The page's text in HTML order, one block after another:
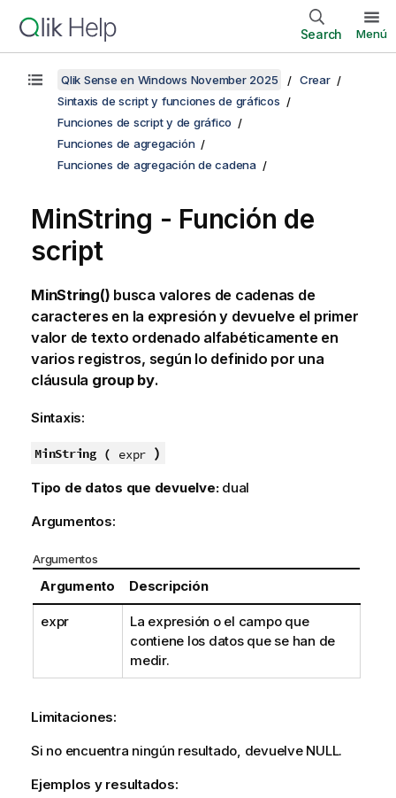
Search Menú
Qlik Sense en Windows November 2025
Crear
Sintaxis de script y funciones de gráficos
Funciones de script y de gráfico
Funciones de agregación
Funciones de agregación de cadena
MinString - Función de
script
MinString() busca valores de cadenas de
caracteres en la expresión y devuelve el primer
valor de texto ordenado alfabéticamente en
varios registros, según lo definido por una
cláusula group by.
Sintaxis:
MinString ( expr )
Tipo de datos que devuelve: dual
Argumentos:
Argumentos
Argumento Descripción
expr
La expresión o el campo que
contiene los datos que se han de
medir.
Limitaciones:
Si no encuentra ningún resultado, devuelve NULL.
Ejemplos y resultados: